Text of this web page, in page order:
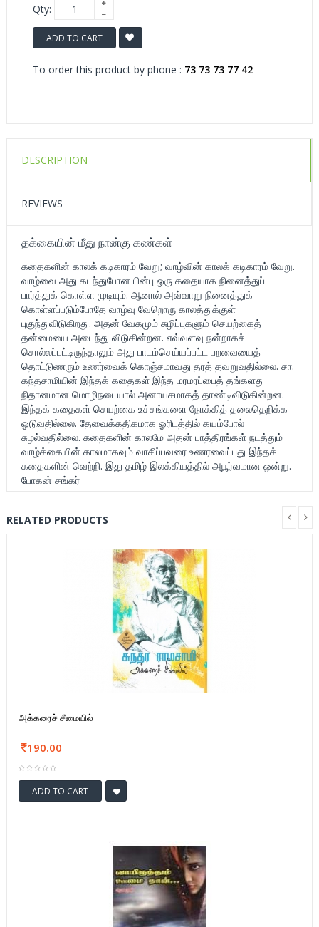
Qty:
ADD TO CART
To order this product by phone : 73 73 73 77 42
DESCRIPTION
REVIEWS
தக்கையின் மீது நான்கு கண்கள்
கதைகளின் காலக் கடிகாரம் வேறு; வாழ்வின் காலக் கடிகாரம் வேறு.
வாழ்வை அது கடந்துபோன பின்பு ஒரு கதையாக நினைத்துப்
பார்த்துக் கொள்ள முடியும். ஆனால் அவ்வாறு நினைத்துக்
கொள்ளப்படும்போதே வாழ்வு வேறொரு காலத்துக்குள்
புகுந்துவிடுகிறது. அதன் வேகமும் சுழிப்புகளும் செயற்கைத்
தன்மையை அடைந்து விடுகின்றன. எவ்வளவு நன்றாகச்
சொல்லப்பட்டிருந்தாலும் அது பாடம்செய்யப்பட்ட பறவையைத்
தொட்டுணரும் உணர்வைக் கொஞ்சமாவது தரத் தவறுவதில்லை. சா.
கந்தசாமியின் இந்தக் கதைகள் இந்த மரமரப்பைத் தங்களது
நிதானமான மொழிநடையால் அனாயசமாகத் தாண்டிவிடுகின்றன.
இந்தக் கதைகள் செயற்கை உச்சங்களை நோக்கித் தலைதெறிக்க
ஓடுவதில்லை. தேவைக்கதிகமாக ஓரிடத்தில் கயம்போல்
சுழல்வதில்லை. கதைகளின் காலமே அதன் பாத்திரங்கள் நடத்தும்
வாழ்க்கையின் காலமாகவும் வாசிப்பவரை உணரவைப்பது இந்தக்
கதைகளின் வெற்றி. இது தமிழ் இலக்கியத்தில் அபூர்வமான ஒன்று.
போகன் சங்கர்
RELATED PRODUCTS
அக்கரைச் சீமையில்
190.00
ADD TO CART